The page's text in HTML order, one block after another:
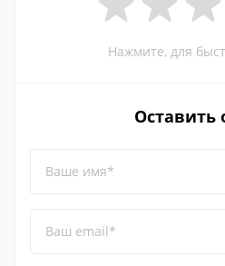
Нажмите, для
Оставить
Ваше имя*
Ваш email*